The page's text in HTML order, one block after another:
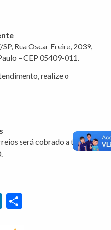
Rua Oscar Freire, 2039,
– CEP 05409-011.
realize o
será cobrado a taxa de
LinkedIn